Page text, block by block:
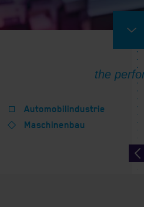
Automobilindustrie
Maschinenbau